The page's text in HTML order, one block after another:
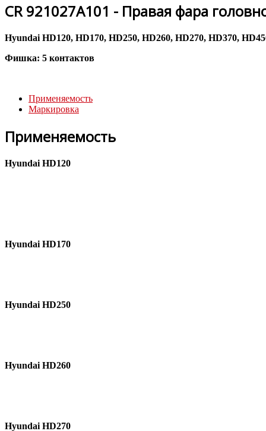
CR 921027A101 - Правая фара
Hyundai HD120, HD170, HD250, HD260, HD270, HD370,
Фишка: 5 контактов
Применяемость
Маркировка
Применяемость
Hyundai HD120
Hyundai HD170
Hyundai HD250
Hyundai HD260
Hyundai HD270